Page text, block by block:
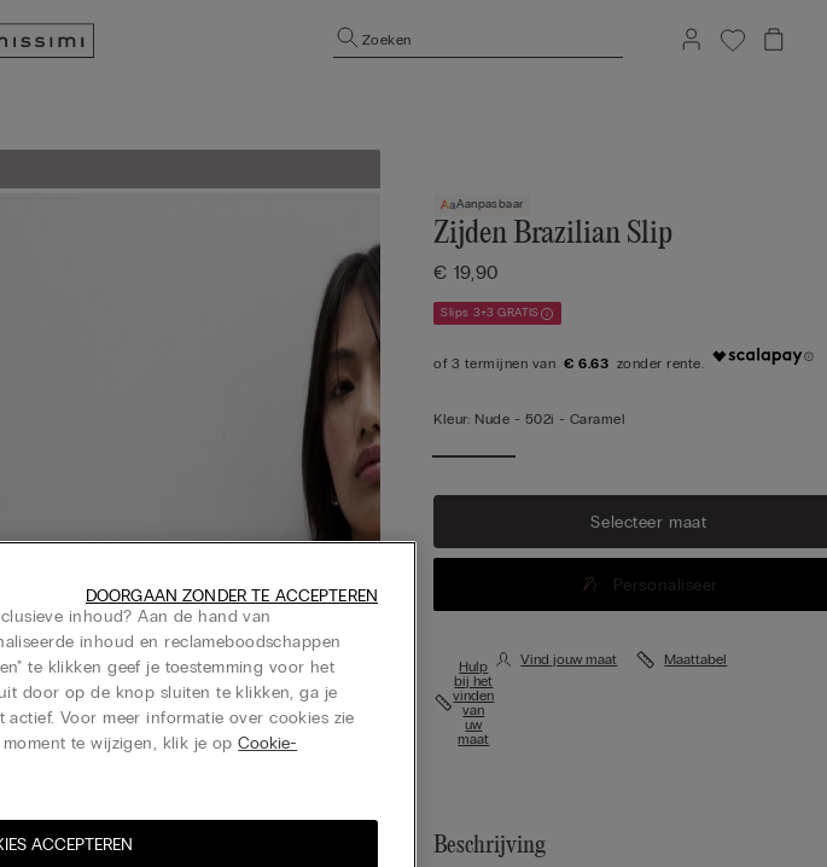
Zoeken
Aanpasbaar
Zijden Brazilian Slip
€ 19,90
Slips 3+3 GRATIS
€ 6.63
Kleur: Nude - 502i - Caramel
Selecteer maat
Personaliseer
Hulp
bij het
vinden
van
uw
maat
Vind jouw maat Maattabel
Beschrijving
inhoud? Aan de hand van
inhoud en reclameboodschappen
te klikken geef je toestemming voor het
door op de knop sluiten te klikken, ga je
Voor meer informatie over cookies zie
te wijzigen, klik je opCookie-
ACCEPTEREN
DOORGAAN ZONDER TE ACCEPTEREN